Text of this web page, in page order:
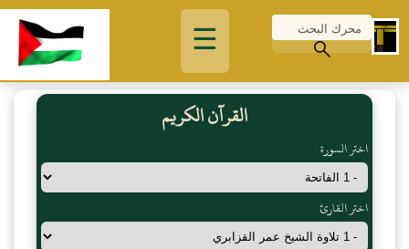
☰
القرآن الكريم
اختر السورة
اختر القارئ